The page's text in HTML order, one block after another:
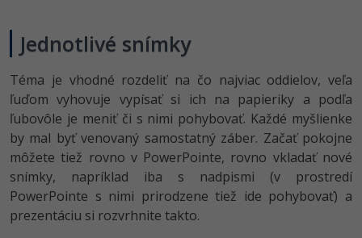
Jednotlivé snímky
Téma je vhodné rozdeliť na čo najviac oddielov, veľa
ľuďom vyhovuje vypísať si ich na papieriky a podľa
ľubovôle je meniť či s nimi pohybovať. Každé myšlienke
by mal byť venovaný samostatný záber. Začať pokojne
môžete tiež rovno v PowerPointe, rovno vkladať nové
snímky, napríklad iba s nadpismi (v prostredí
PowerPointe s nimi prirodzene tiež ide pohybovať) a
prezentáciu si rozvrhnite takto.